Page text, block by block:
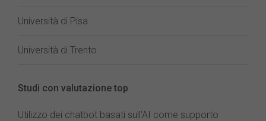
Università di Pisa
Università di Trento
Studi con valutazione top
Utilizzo dei chatbot basati sull'AI come supporto